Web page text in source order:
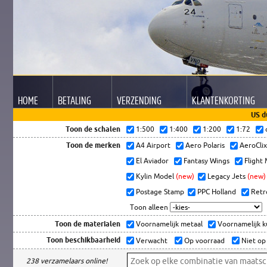
HOME BETALING VERZENDING KLANTENKORTING
US
Toon de schalen
1:500 1:400 1:200 1:72
Toon de merken A4 Airport Aero Polaris
El Aviador
Fantasy Wings
Flight
Kylin Model (new) Legacy Jets (new)
Postage Stamp
PPC Holland
Toon alleen
Toon de materialen Voornamelijk metaal Voornamelijk
Toon beschikbaarheid Verwacht Op voorraad Niet
238 verzamelaars online!